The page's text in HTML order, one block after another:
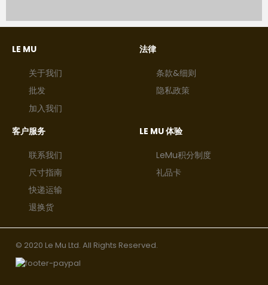
LE MU
关于我们
批发
加入我们
法律
条款&细则
隐私政策
客户服务
联系我们
尺寸指南
快递运输
退换货
LE MU 体验
LeMu积分制度
礼品卡
© 2020 Le Mu Ltd. All Rights Reserved.